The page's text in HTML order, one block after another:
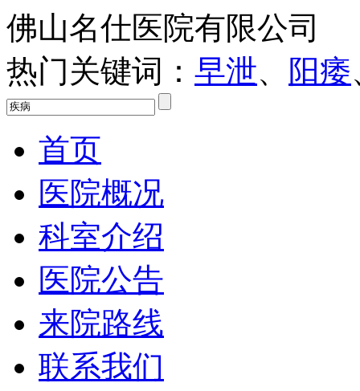
佛山名仕医院有限公司
热门关键词： 早泄、 阳痿
首页
医院概况
科室介绍
医院公告
来院路线
联系我们